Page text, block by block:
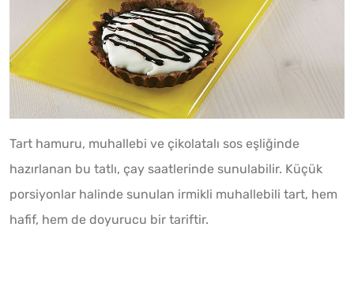
Tart hamuru, muhallebi ve çikolatalı sos eşliğinde
hazırlanan bu tatlı, çay saatlerinde sunulabilir. Küçük
porsiyonlar halinde sunulan irmikli muhallebili tart, hem
hafif, hem de doyurucu bir tariftir.